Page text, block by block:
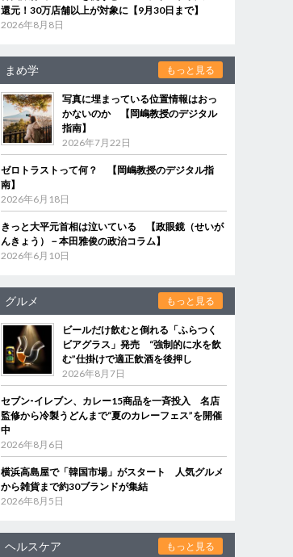
還元！30万店舗以上が対象に【9月30日まで】
2026年8月8日
まめ学 もっと見る
写真に埋まっている位置情報はおっ
かないのか 【岡嶋教授のデジタル
指南】
2026年7月22日
ゼロトラストって何？ 【岡嶋教授のデジタル指
南】
2026年6月18日
きっと大平元首相は泣いている 【政眼鏡（せいが
んきょう）－本田雅俊の政治コラム】
2026年6月10日
グルメ もっと見る
ビールだけ飲むと倒れる「ふらつく
ビアグラス」発売 “強制的に水を飲
む”仕掛けで適正飲酒を後押し
2026年8月7日
セブン‐イレブン、カレー15商品を一斉投入 名店
監修から冷製うどんまで“夏のカレーフェス”を開催
中
2026年8月6日
横浜高島屋で「韓国市場」がスタート 人気グルメ
から雑貨まで約30ブランドが集結
2026年8月5日
ヘルスケア もっと見る